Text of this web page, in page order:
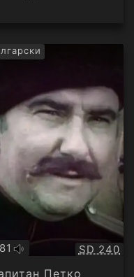
SD 240
Петко